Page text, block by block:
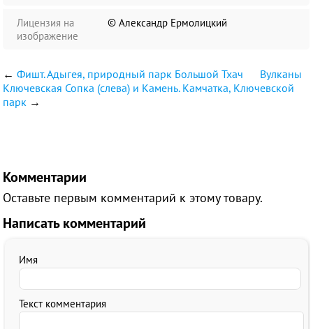
Лицензия на
изображение
© Александр Ермолицкий
←Фишт. Адыгея, природный парк Большой Тхач
Вулканы
Ключевская Сопка (слева) и Камень. Камчатка, Ключевской
парк →
Комментарии
Оставьте первым комментарий к этому товару.
Написать комментарий
Имя
Текст комментария